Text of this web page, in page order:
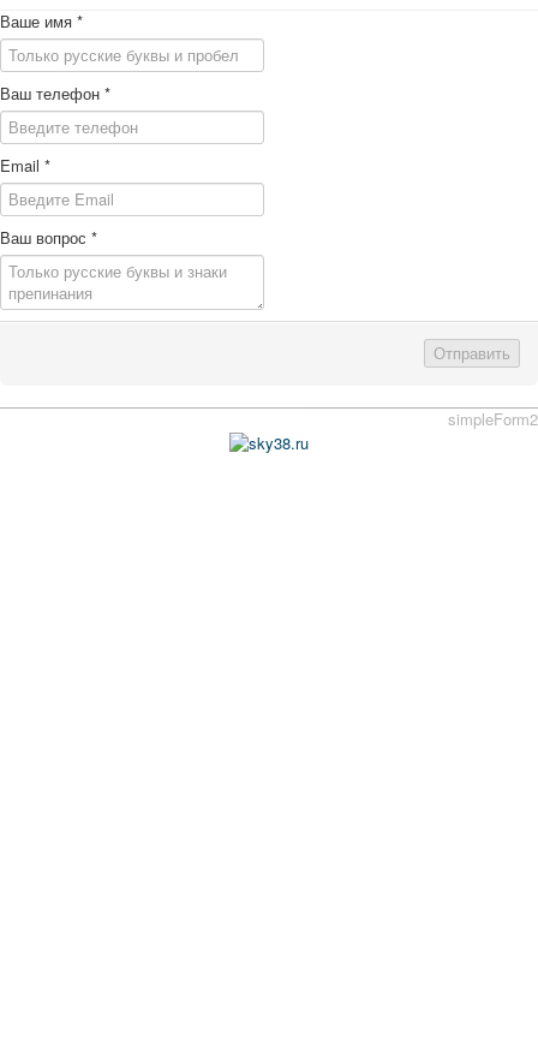
Ваше имя *
Ваш телефон *
Email *
Ваш вопрос *
Отправить
simpleForm2